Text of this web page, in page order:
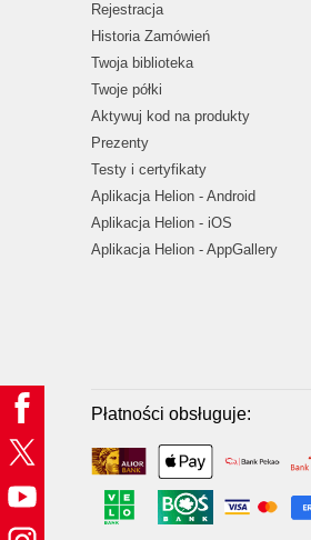
Rejestracja
Historia Zamówień
Twoja biblioteka
Twoje półki
Aktywuj kod na produkty
Prezenty
Testy i certyfikaty
Aplikacja Helion - Android
Aplikacja Helion - iOS
Aplikacja Helion - AppGallery
Płatności obsługuje: